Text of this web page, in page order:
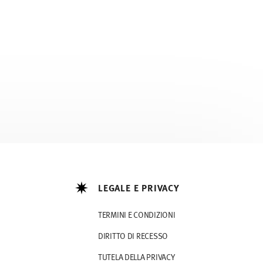
LEGALE E PRIVACY
TERMINI E CONDIZIONI
DIRITTO DI RECESSO
TUTELA DELLA PRIVACY